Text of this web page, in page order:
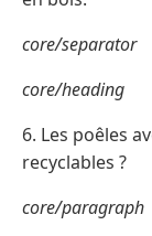
core/separator
core/heading
6. Les poêles
recyclables ?
core/paragraph